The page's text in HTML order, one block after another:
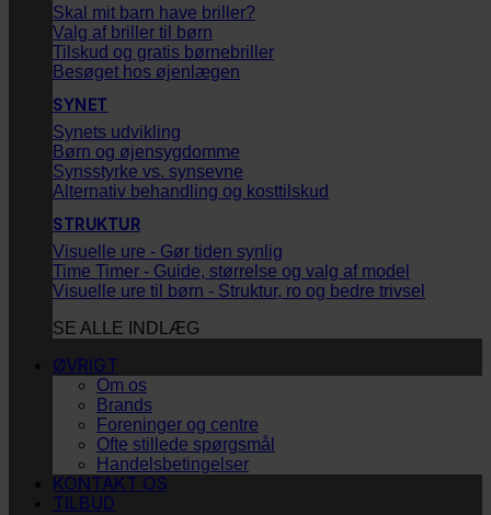
Skal mit barn have briller?
Valg af briller til børn
Tilskud og gratis børnebriller
Besøget hos øjenlægen
SYNET
Synets udvikling
Børn og øjensygdomme
Synsstyrke vs. synsevne
Alternativ behandling og kosttilskud
STRUKTUR
Visuelle ure - Gør tiden synlig
Time Timer - Guide, størrelse og valg af model
Visuelle ure til børn - Struktur, ro og bedre trivsel
SE ALLE INDLÆG
ØVRIGT
Om os
Brands
Foreninger og centre
Ofte stillede spørgsmål
Handelsbetingelser
KONTAKT OS
TILBUD